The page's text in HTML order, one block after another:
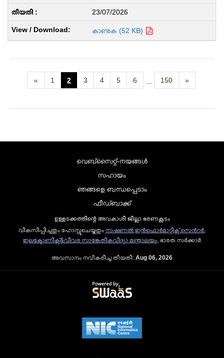
23/07/2026
കാണുക (52 KB)
« 1 2 3 4 5 6 150 »
വെബ്സൈറ്റ്-നയങ്ങള്‍
സഹായം
ഞങ്ങളെ ബന്ധപ്പെടാം
ഫീഡ്ബാക്ക്
ഉള്ളടക്കത്തിന്റെ അവകാശി ജില്ലാ ഭരണകൂടം
വികസിപ്പിച്ചതും ഹോസ്റ്റുചെയ്തതും നാഷണല്‍ ഇന്‍ഫൊര്‍മാറ്റിക്സ് സെന്‍റര്‍,
ഇലക്ട്രോണിക്സ്&വിവര സാങ്കേതികവിദ്യാ മന്ത്രാലയം, ഭാരത സര്‍ക്കാര്‍
അവസാനം നവീകരിച്ച തീയതി: Aug 06, 2026